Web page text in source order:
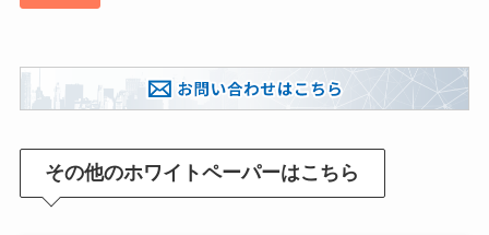
その他のホワイトペーパーはこちら